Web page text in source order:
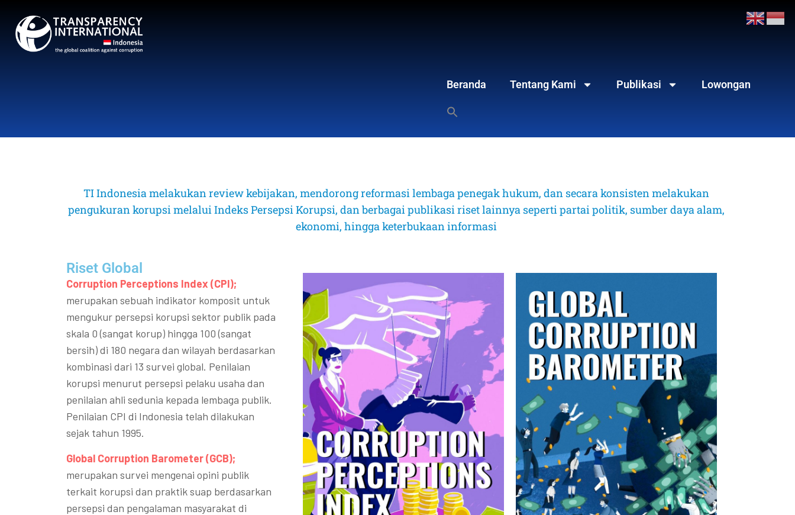
Beranda Tentang Kami Publikasi Lowongan
TI Indonesia melakukan review kebijakan, mendorong reformasi lembaga penegak hukum, dan secara konsisten melakukan
pengukuran korupsi melalui Indeks Persepsi Korupsi, dan berbagai publikasi riset lainnya seperti partai politik, sumber daya alam,
ekonomi, hingga keterbukaan informasi
Riset Global​
Corruption Perceptions Index (CPI);
merupakan sebuah indikator komposit untuk
mengukur persepsi korupsi sektor publik pada
skala 0 (sangat korup) hingga 100 (sangat
bersih) di 180 negara dan wilayah berdasarkan
kombinasi dari 13 survei global. Penilaian
korupsi menurut persepsi pelaku usaha dan
penilaian ahli sedunia kepada lembaga publik.
Penilaian CPI di Indonesia telah dilakukan
sejak tahun 1995.
Global Corruption Barometer (GCB);
merupakan survei mengenai opini publik
terkait korupsi dan praktik suap berdasarkan
persepsi dan pengalaman masyarakat di